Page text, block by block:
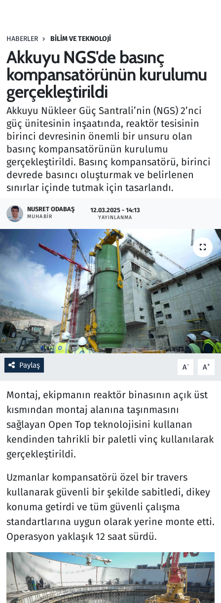
HABERLER BILIM VE TEKNOLOJI
Akkuyu NGS'de basınç
kompansatörünün kurulumu
gerçekleştirildi
Akkuyu Nükleer Güç Santrali’nin (NGS) 2’nci
güç ünitesinin inşaatında, reaktör tesisinin
birinci devresinin önemli bir unsuru olan
basınç kompansatörünün kurulumu
gerçekleştirildi. Basınç kompansatörü, birinci
devrede basıncı oluşturmak ve belirlenen
sınırlar içinde tutmak için tasarlandı.
NUSRET ODABAŞ
MUHABIR
12.03.2025 - 14:13
YAYINLANMA
Paylaş A- A+
Montaj, ekipmanın reaktör binasının açık üst
kısmından montaj alanına taşınmasını
sağlayan Open Top teknolojisini kullanan
kendinden tahrikli bir paletli vinç kullanılarak
gerçekleştirildi.
Uzmanlar kompansatörü özel bir travers
kullanarak güvenli bir şekilde sabitledi, dikey
konuma getirdi ve tüm güvenli çalışma
standartlarına uygun olarak yerine monte etti.
Operasyon yaklaşık 12 saat sürdü.
Haber
Kültür Sanat
Kurumsal Haberler
Lezzet Durağı
Memur ve Kamu
Otomobil
Oyun
Ramazan
Resmi İlanlar
Rüya Tabirleri
Savunma Sanayi
Seçim 2023
Spor
Teknoloji ve Bilim
Televizyon